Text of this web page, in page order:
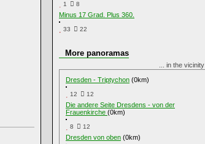
1 8
Minus 17 Grad. Plus 360.
33 22
More panoramas
... in the vicinity
Dresden - Triptychon (0km)
12 12
Die andere Seite Dresdens - von der
Frauenkirche (0km)
8 12
Dresden von oben (0km)